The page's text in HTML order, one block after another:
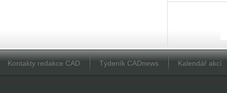
Kontakty redakce CAD Týdeník CADnews Kalendář akcí